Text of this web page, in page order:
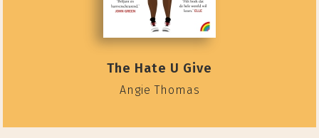
The Hate U Give
Angie Thomas